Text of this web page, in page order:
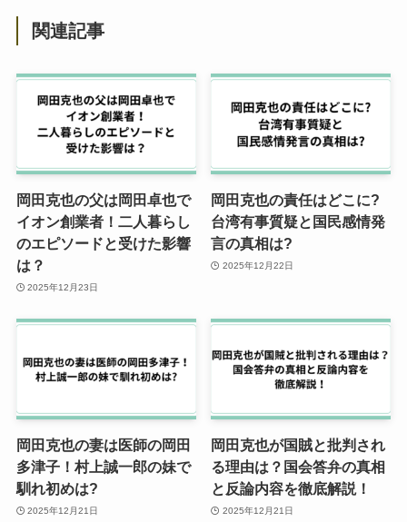
関連記事
岡田克也の父は岡田卓也で
イオン創業者！二人暮らし
のエピソードと受けた影響
は？
2025年12月23日
岡田克也の責任はどこに?
台湾有事質疑と国民感情発
言の真相は?
2025年12月22日
岡田克也の妻は医師の岡田
多津子！村上誠一郎の妹で
馴れ初めは?
2025年12月21日
岡田克也が国賊と批判され
る理由は？国会答弁の真相
と反論内容を徹底解説！
2025年12月21日